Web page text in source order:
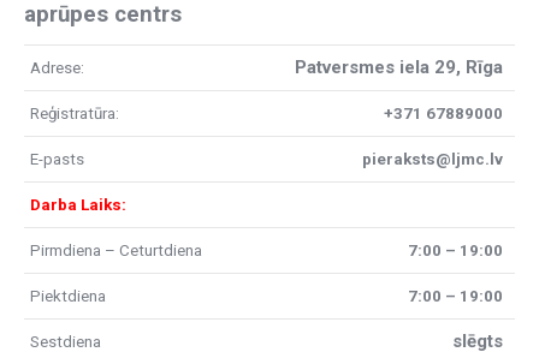
aprūpes centrs
Adrese: Patversmes iela 29, Rīga
Reģistratūra: +371 67889000
E-pasts pieraksts@ljmc.lv
Darba Laiks:
Pirmdiena – Ceturtdiena 7:00 – 19:00
Piektdiena 7:00 – 19:00
Sestdiena slēgts